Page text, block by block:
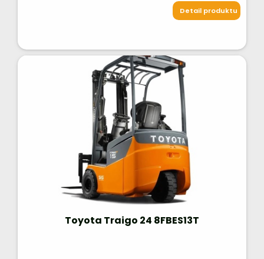
Detail produktu
Toyota Traigo 24 8FBES13T